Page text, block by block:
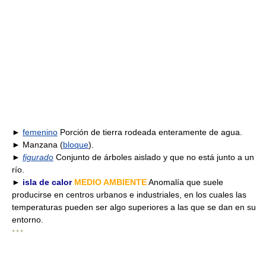
► femenino Porción de tierra rodeada enteramente de agua.
► Manzana (bloque).
► figurado Conjunto de árboles aislado y que no está junto a un
río.
► isla de calor MEDIO AMBIENTEAnomalía que suele
producirse en centros urbanos e industriales, en los cuales las
temperaturas pueden ser algo superiores a las que se dan en su
entorno.
* * *